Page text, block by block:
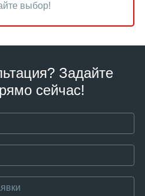
выбор!
Задайте
сейчас!